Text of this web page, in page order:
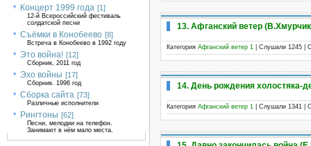
Концерт 1999 года [1]
12-й Всероссийский фестиваль
солдатской песни
Съёмки в Конобеево [8]
Встреча в Конобеево в 1992 году
Это война! [12]
Сборник, 2011 год
Эхо войны [17]
Сборник. 1996 год
Сборка сайта [73]
Различные исполнители
Рингтоны [62]
Песни, мелодии на телефон.
Занимают в нём мало места.
13. Афганский ветер
Категория Афганский ветер 1 | Слушали 1245 |
14. День рождения холостяка-
Категория Афганский ветер 1 | Слушали 1341 |